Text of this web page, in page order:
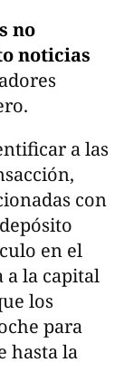
no
noticias
a las
con
en el
a la capital
los
para
hasta la